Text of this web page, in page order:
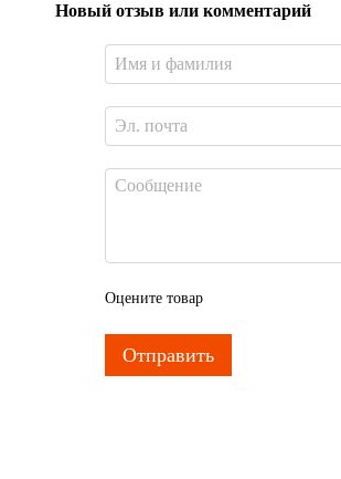
Новый отзыв или комментарий
Оцените товар
Отправить